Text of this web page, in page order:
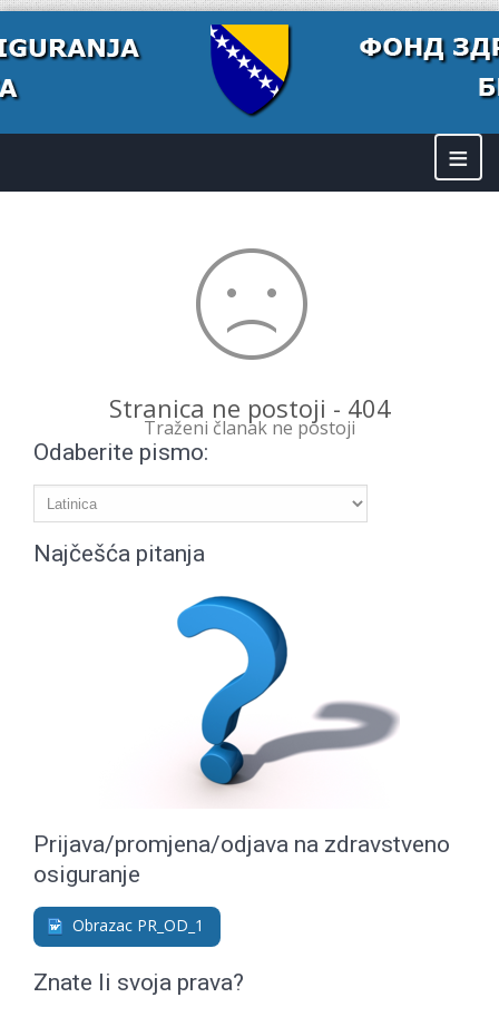
≡
Stranica ne postoji - 404
Traženi članak ne postoji
Odaberite pismo:
Najčešća pitanja
Prijava/promjena/odjava na zdravstveno
osiguranje
Obrazac PR_OD_1
Znate li svoja prava?